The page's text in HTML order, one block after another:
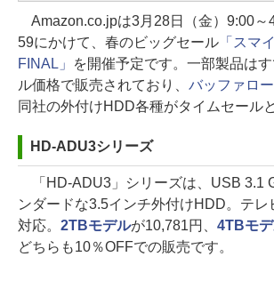
Amazon.co.jpは3月28日（金）9:00～
59にかけて、春のビッグセール「スマ
FINAL」
を開催予定です。一部製品は
ル価格で販売されており、 バッファロ
同社の外付けHDD各種がタイムセール
HD-ADU3シリーズ
「HD-ADU3」シリーズは、USB 3.1
ンダードな3.5インチ外付けHDD。テレ
対応。 2TBモデルが10,781円、 4TBモ
どちらも10％OFFでの販売です。